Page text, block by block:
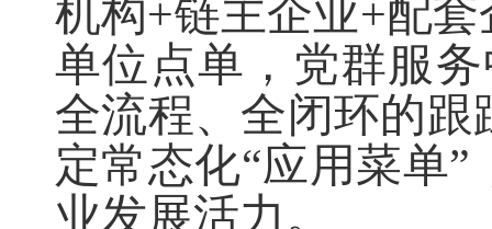
机构+链主企业+配
单位点单，党群服
全流程、全闭环的
定常态化“应用菜单
业发展活力。